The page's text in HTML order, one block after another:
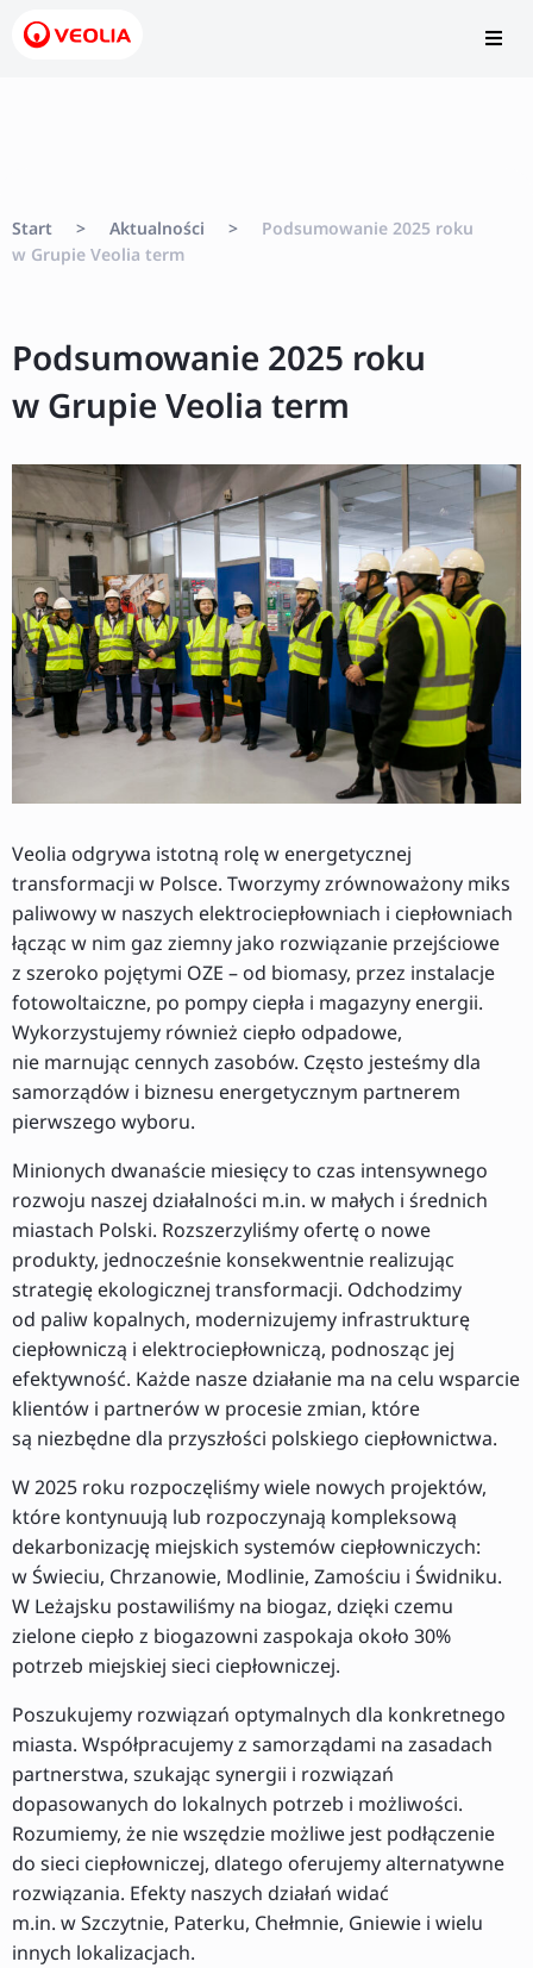
Start > Aktualności >
Podsumowanie 2025 roku
w Grupie Veolia term
Podsumowanie 2025 roku
w Grupie Veolia term
Veolia odgrywa istotną rolę w energetycznej
transformacji w Polsce. Tworzymy zrównoważony miks
paliwowy w naszych elektrociepłowniach i ciepłowniach
łącząc w nim gaz ziemny jako rozwiązanie przejściowe
z szeroko pojętymi OZE – od biomasy, przez instalacje
fotowoltaiczne, po pompy ciepła i magazyny energii.
Wykorzystujemy również ciepło odpadowe,
nie marnując cennych zasobów. Często jesteśmy dla
samorządów i biznesu energetycznym partnerem
pierwszego wyboru.
Minionych dwanaście miesięcy to czas intensywnego
rozwoju naszej działalności m.in. w małych i średnich
miastach Polski. Rozszerzyliśmy ofertę o nowe
produkty, jednocześnie konsekwentnie realizując
strategię ekologicznej transformacji. Odchodzimy
od paliw kopalnych, modernizujemy infrastrukturę
ciepłowniczą i elektrociepłowniczą, podnosząc jej
efektywność. Każde nasze działanie ma na celu wsparcie
klientów i partnerów w procesie zmian, które
są niezbędne dla przyszłości polskiego ciepłownictwa.
W 2025 roku rozpoczęliśmy wiele nowych projektów,
które kontynuują lub rozpoczynają kompleksową
dekarbonizację miejskich systemów ciepłowniczych:
w Świeciu, Chrzanowie, Modlinie, Zamościu i Świdniku.
W Leżajsku postawiliśmy na biogaz, dzięki czemu
zielone ciepło z biogazowni zaspokaja około 30%
potrzeb miejskiej sieci ciepłowniczej.
Poszukujemy rozwiązań optymalnych dla konkretnego
miasta. Współpracujemy z samorządami na zasadach
partnerstwa, szukając synergii i rozwiązań
dopasowanych do lokalnych potrzeb i możliwości.
Rozumiemy, że nie wszędzie możliwe jest podłączenie
do sieci ciepłowniczej, dlatego oferujemy alternatywne
rozwiązania. Efekty naszych działań widać
m.in. w Szczytnie, Paterku, Chełmnie, Gniewie i wielu
innych lokalizacjach.